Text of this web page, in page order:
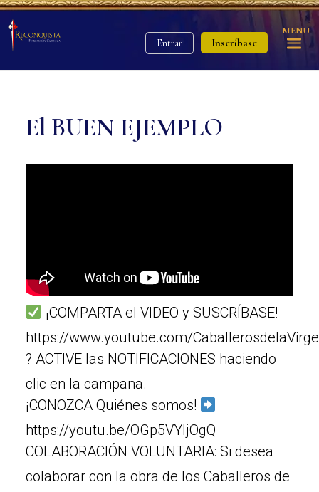
Entrar Inscríbase
MENU
El BUEN EJEMPLO
¡COMPARTA el VIDEO y SUSCRÍBASE!
https://www.youtube.com/
? ACTIVE las NOTIFICACIONES haciendo
clic en la campana.
¡CONOZCA Quiénes somos!
https://youtu.be/OGp5VYljOgQ
COLABORACIÓN VOLUNTARIA: Si desea
colaborar con la obra de los Caballeros de